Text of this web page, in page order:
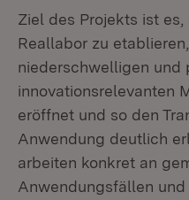
Ziel des Projekts ist
Reallabor zu
niederschwelligen und
innovationsrelevanten
eröffnet und so den
Anwendung deutlich
arbeiten konkret an
Anwendungsfällen